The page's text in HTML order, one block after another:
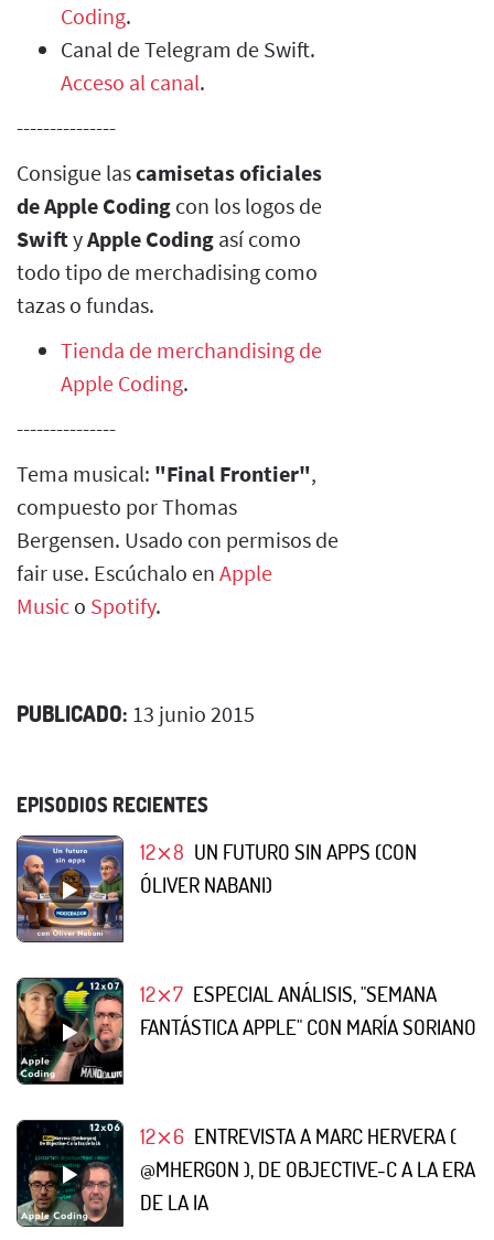
Coding.
Canal de Telegram de Swift.
Acceso al canal.
---------------
Consigue lascamisetas oficiales
de Apple Coding con los logos de
SwiftyApple Coding así como
todo tipo de merchadising como
tazas o fundas.
Tienda de merchandising de
Apple Coding.
---------------
Tema musical: "Final Frontier",
compuesto por Thomas
Bergensen. Usado con permisos de
fair use. Escúchalo en Apple
Music o Spotify.
PUBLICADO: 13 junio 2015
EPISODIOS RECIENTES
12⨯8 UN FUTURO SIN APPS (CON
ÓLIVER NABANI)
12⨯7 ESPECIAL ANÁLISIS, "SEMANA
FANTÁSTICA APPLE" CON MARÍA SORIANO
12⨯6 ENTREVISTA A MARC HERVERA (
@MHERGON ), DE OBJECTIVE-C A LA ERA
DE LA IA